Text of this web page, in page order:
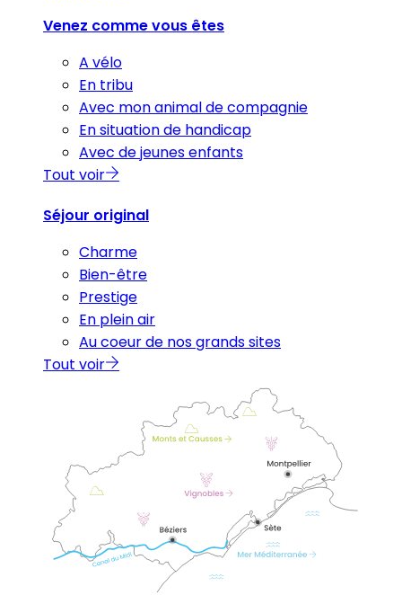
Venez comme vous êtes
A vélo
En tribu
Avec mon animal de compagnie
En situation de handicap
Avec de jeunes enfants
Tout voir
Séjour original
Charme
Bien-être
Prestige
En plein air
Au coeur de nos grands sites
Tout voir